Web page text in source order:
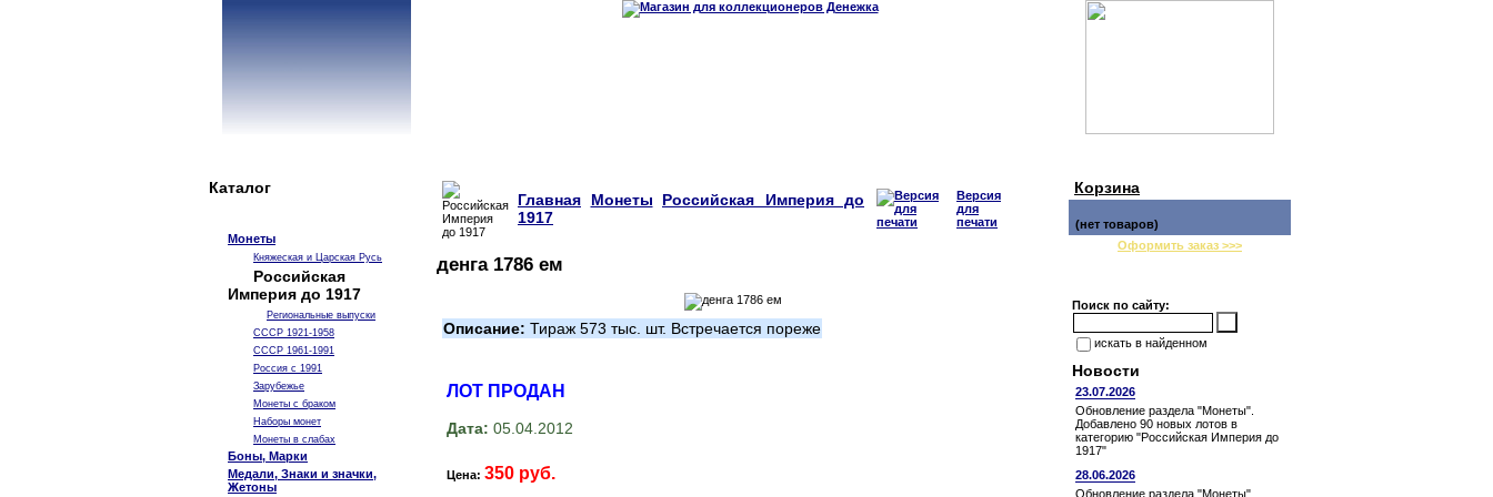
Каталог
Монеты
Княжеская и Царская Русь
Российская
Империя до 1917
Региональные выпуски
СССР 1921-1958
СССР 1961-1991
Россия с 1991
Зарубежье
Монеты с браком
Наборы монет
Монеты в слабах
Боны, Марки
Медали, Знаки и значки,
Жетоны
Главная Монеты
Российская Империя до
1917
Версия
для
печати
денга 1786 ем
Описание: Тираж 573 тыс. шт. Встречается пореже
ЛОТ ПРОДАН
Дата: 05.04.2012
Цена: 350 руб.
Корзина
(нет товаров)
Оформить заказ >>>
Поиск по сайту:
искать в найденном
Новости
23.07.2026
Обновление раздела "Монеты".
Добавлено 90 новых лотов в
категорию "Российская Империя до
1917"
28.06.2026
Обновление раздела "Монеты".